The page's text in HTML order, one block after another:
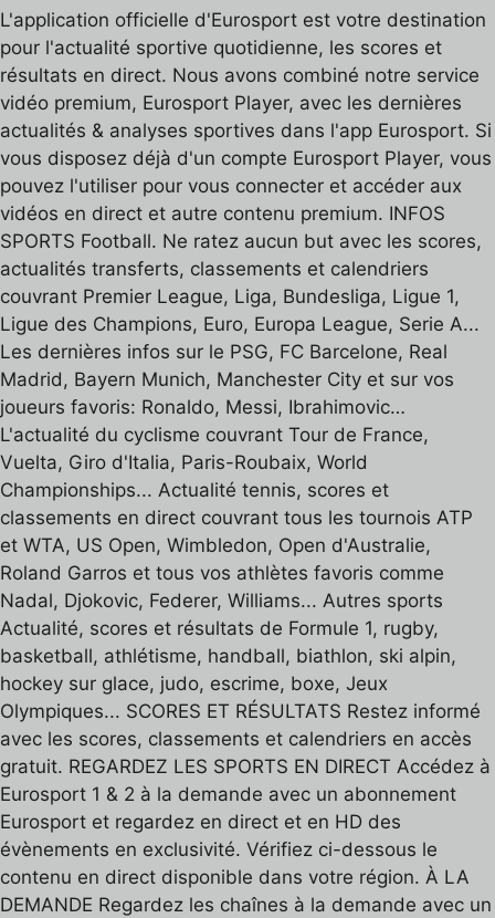
L'application officielle d'Eurosport est votre destination
pour l'actualité sportive quotidienne, les scores et
résultats en direct. Nous avons combiné notre service
vidéo premium, Eurosport Player, avec les dernières
actualités & analyses sportives dans l'app Eurosport. Si
vous disposez déjà d'un compte Eurosport Player, vous
pouvez l'utiliser pour vous connecter et accéder aux
vidéos en direct et autre contenu premium. INFOS
SPORTS Football. Ne ratez aucun but avec les scores,
actualités transferts, classements et calendriers
couvrant Premier League, Liga, Bundesliga, Ligue 1,
Ligue des Champions, Euro, Europa League, Serie A...
Les dernières infos sur le PSG, FC Barcelone, Real
Madrid, Bayern Munich, Manchester City et sur vos
joueurs favoris: Ronaldo, Messi, Ibrahimovic…
L'actualité du cyclisme couvrant Tour de France,
Vuelta, Giro d'Italia, Paris-Roubaix, World
Championships... Actualité tennis, scores et
classements en direct couvrant tous les tournois ATP
et WTA, US Open, Wimbledon, Open d'Australie,
Roland Garros et tous vos athlètes favoris comme
Nadal, Djokovic, Federer, Williams... Autres sports
Actualité, scores et résultats de Formule 1, rugby,
basketball, athlétisme, handball, biathlon, ski alpin,
hockey sur glace, judo, escrime, boxe, Jeux
Olympiques... SCORES ET RÉSULTATS Restez informé
avec les scores, classements et calendriers en accès
gratuit. REGARDEZ LES SPORTS EN DIRECT Accédez à
Eurosport 1 & 2 à la demande avec un abonnement
Eurosport et regardez en direct et en HD des
évènements en exclusivité. Vérifiez ci-dessous le
contenu en direct disponible dans votre région. À LA
DEMANDE Regardez les chaînes à la demande avec un